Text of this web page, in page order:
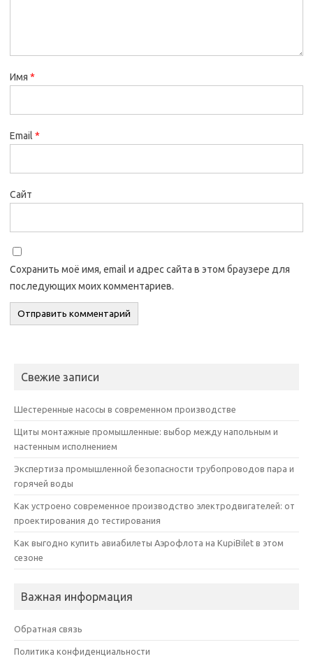
Имя *
Email *
Сайт
Сохранить моё имя, email и адрес сайта в этом браузере для
последующих моих комментариев.
Свежие записи
Шестеренные насосы в современном производстве
Щиты монтажные промышленные: выбор между напольным и
настенным исполнением
Экспертиза промышленной безопасности трубопроводов пара и
горячей воды
Как устроено современное производство электродвигателей: от
проектирования до тестирования
Как выгодно купить авиабилеты Аэрофлота на KupiBilet в этом
сезоне
Важная информация
Обратная связь
Политика конфиденциальности